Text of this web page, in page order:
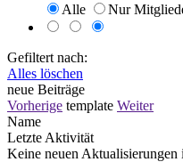
Alle
Nur
Gefiltert nach:
Alles löschen
neue Beiträge
Vorherige template Weiter
Name
Letzte Aktivität
Keine neuen Aktualisierungen